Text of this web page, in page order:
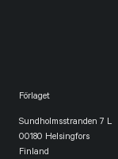
Förlaget
Sundholmsstranden 7 L
00180 Helsingfors
Finland